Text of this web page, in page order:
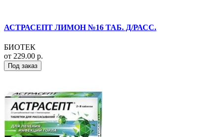
АСТРАСЕПТ ЛИМОН №16 ТАБ. Д/РАСС.
БИОТЕК
от 229.00 р.
Под заказ